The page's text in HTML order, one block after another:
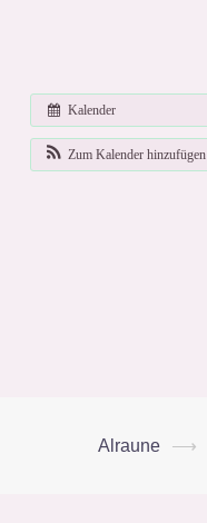
Kalender
Zum Kalender hinzufügen
Alraune ⟶